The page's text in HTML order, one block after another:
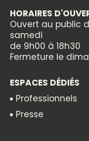
HORAIRES
Ouvert au public
samedi
de 9h00 à 18h30
Fermeture le
ESPACES DÉDIÉS
Professionnels
Presse